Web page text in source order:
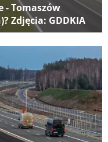
- Tomaszów
Zdjęcia: GDDKIA